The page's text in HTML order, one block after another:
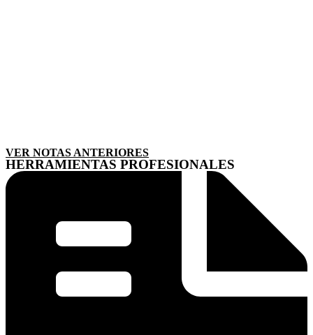
VER NOTAS ANTERIORES
HERRAMIENTAS PROFESIONALES